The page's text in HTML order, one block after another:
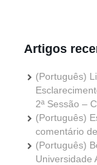
Artigos
(Português)
2ª Sessão –
(Português)
comentário
(Português)
Universidade